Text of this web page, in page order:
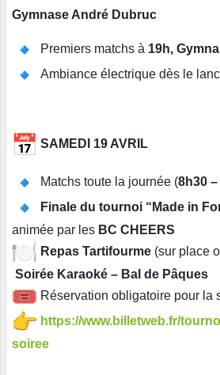
Gymnase André Dubruc
Premiers matchs à 19h,
Ambiance électrique dès le
SAMEDI 19 AVRIL
Matchs toute la journée (8h30
Finale du tournoi “Made in
animée par les BC CHEERS
Repas Tartifourme (sur place
Soirée Karaoké – Bal de Pâques
Réservation obligatoire pour la
https://www.billetweb.fr/
soiree